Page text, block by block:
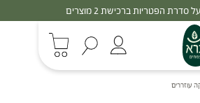
עוזררים